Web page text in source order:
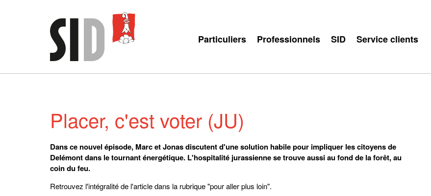
Particuliers Professionnels SID Service clients
Placer, c'est voter (JU)
Dans ce nouvel épisode, Marc et Jonas discutent d'une solution habile pour impliquer les citoyens de
Delémont dans le tournant énergétique. L'hospitalité jurassienne se trouve aussi au fond de la forêt, au
coin du feu.
Retrouvez l'intégralité de l'article dans la rubrique "pour aller plus loin".